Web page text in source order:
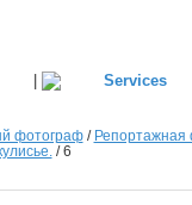
|
фотограф/ Репортажная
/6